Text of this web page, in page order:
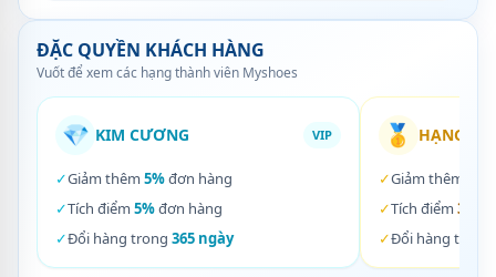
ĐẶC QUYỀN KHÁCH HÀNG
Vuốt để xem các hạng thành viên Myshoes
💎 KIM CƯƠNG VIP
✓Giảm thêm 5%đơn hàng
✓Tích điểm 5%đơn hàng
✓Đổi hàng trong 365 ngày
🥇 HẠNG
✓Giảm thêm
✓Tích điểm 3%
✓Đổi hàng trong